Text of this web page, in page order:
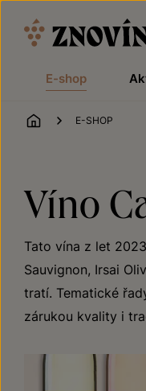
E-shop
ÚVOD
E-SHOP
Víno
Tato vína z let
Sauvignon, Irsai
tratí. Tematické
zárukou kvality i